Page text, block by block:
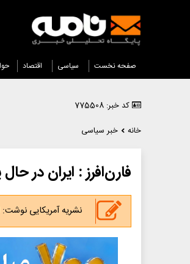
صفحه نخست سیاسی اقتصاد
کد خبر: 775508
خانه
خبر سیاسی
فارن‌افرز : ایران در
نشریه آمریکایی